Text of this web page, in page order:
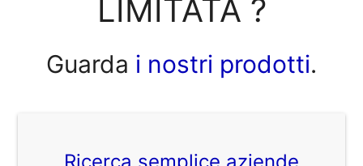
LIMITATA ?
Guarda i nostri prodotti.